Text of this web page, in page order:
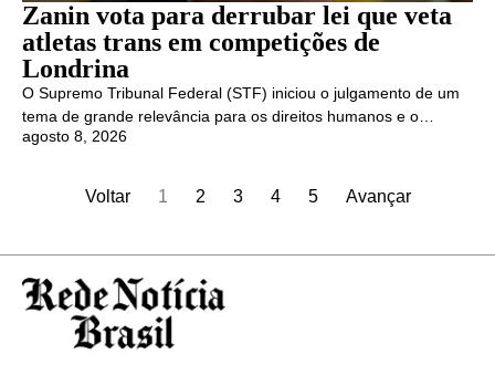
Zanin vota para derrubar lei que veta
atletas trans em competições de
Londrina
O Supremo Tribunal Federal (STF) iniciou o julgamento de um
tema de grande relevância para os direitos humanos e o…
agosto 8, 2026
Voltar 1 2 3 4 5 Avançar